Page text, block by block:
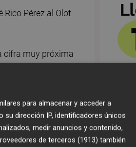
1Jorge
en
Rico Pérez al Olot
cifra muy próxima
sábado,
más rezagados
aunque en
para almacenar y acceder a
dirección IP, identificadores únicos
medir anuncios y contenido,
de terceros (1913) también